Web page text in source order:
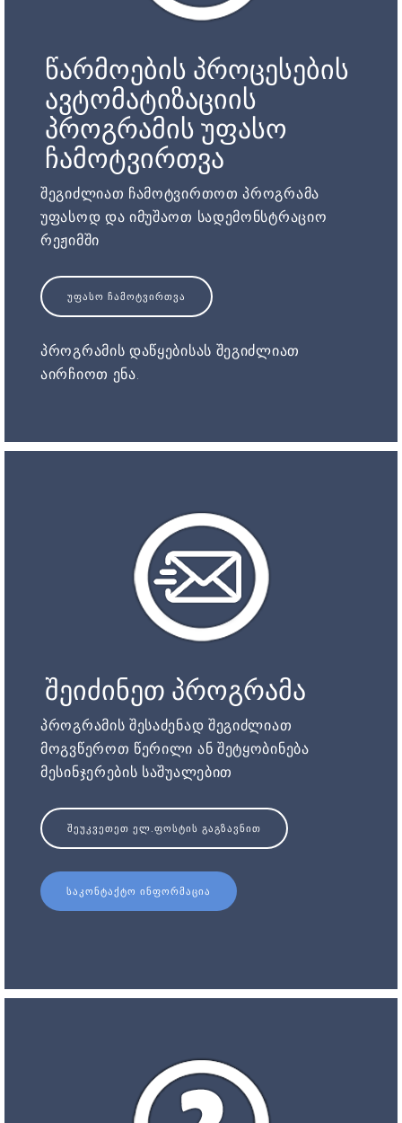
წარმოების პროცესების
ავტომატიზაციის
პროგრამის უფასო
ჩამოტვირთვა
შეგიძლიათ ჩამოტვირთოთ პროგრამა
უფასოდ და იმუშაოთ სადემონსტრაციო
რეჟიმში
ᲣᲤᲐᲡᲝ ᲩᲐᲛᲝᲢᲕᲘᲠᲗᲕᲐ
პროგრამის დაწყებისას შეგიძლიათ
აირჩიოთ ენა.
შეიძინეთ პროგრამა
პროგრამის შესაძენად შეგიძლიათ
მოგვწეროთ წერილი ან შეტყობინება
მესინჯერების საშუალებით
ᲨᲔᲣᲙᲕᲔᲗᲔᲗ ᲔᲚ.ᲤᲝᲡᲢᲘᲡ ᲒᲐᲒᲖᲐᲕᲜᲘᲗ
ᲡᲐᲙᲝᲜᲢᲐᲥᲢᲝ ᲘᲜᲤᲝᲠᲛᲐᲪᲘᲐ